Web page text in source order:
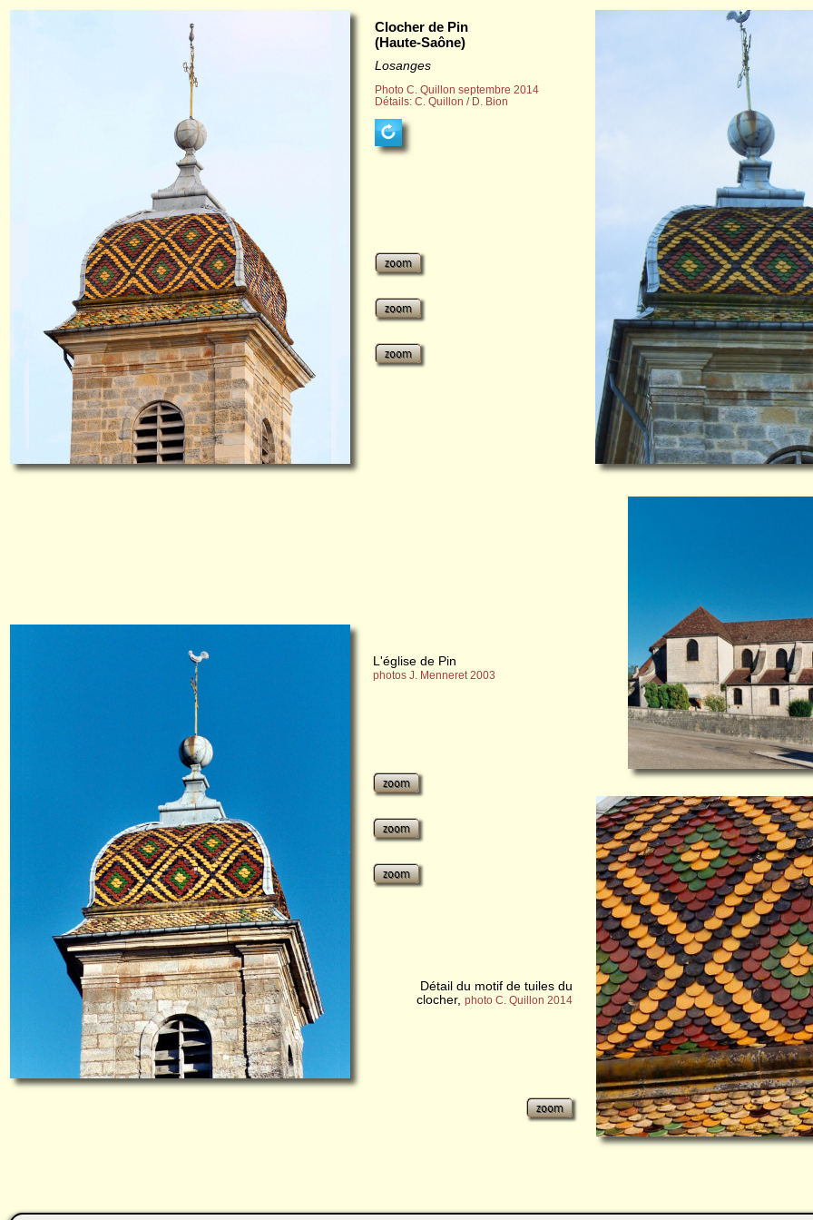
Clocher de Pin
(Haute-Saône)
Losanges
Photo C. Quillon septembre 2014
Détails: C. Quillon / D. Bion
L'église de Pin
photos J. Menneret 2003
Détail du motif de tuiles du
clocher, photo C. Quillon 2014